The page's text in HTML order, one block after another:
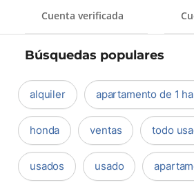
Cuenta verificada
Búsquedas populares
alquiler apartamento de 1
honda ventas todo
usados usado